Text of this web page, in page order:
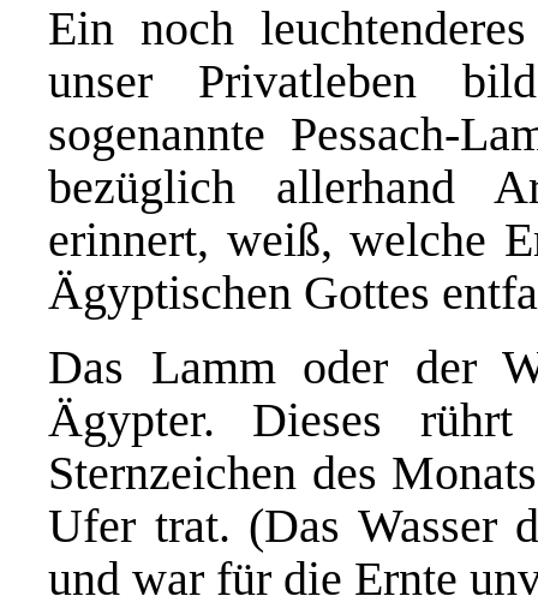
Ein noch
unser Privatleben
sogenannte Pessach-
bezüglich allerhand
erinnert, weiß, welche
Ägyptischen Gottes
Das Lamm oder der
Ägypter. Dieses
Sternzeichen des
Ufer trat. (Das Wasser
und war für die Ernte